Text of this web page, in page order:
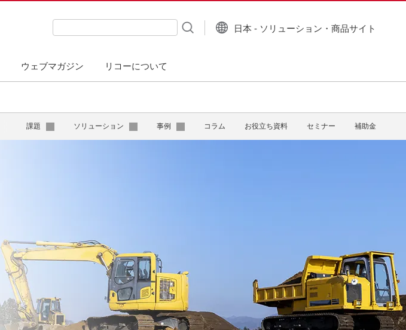
ウェブマガジン リコーについて
検索キーワード入力
日本 - ソリューション・商品サイト
課題 ソリューション 事例 コラム お役立ち資料 セミナー 補助金